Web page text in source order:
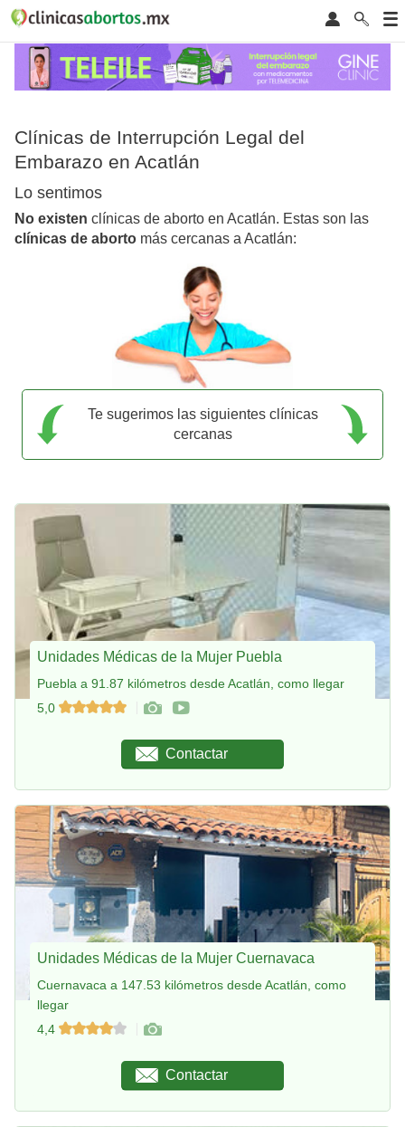
Clínicas de Interrupción Legal del
Embarazo en Acatlán
Lo sentimos
No existen clínicas de aborto en Acatlán. Estas son las
clínicas de aborto más cercanas a Acatlán:
Te sugerimos las siguientes clínicas
cercanas
Unidades Médicas de la Mujer Puebla
Puebla a 91.87 kilómetros desde Acatlán, como llegar
5,0
Contactar
Unidades Médicas de la Mujer Cuernavaca
Cuernavaca a 147.53 kilómetros desde Acatlán, como
llegar
4,4
Contactar